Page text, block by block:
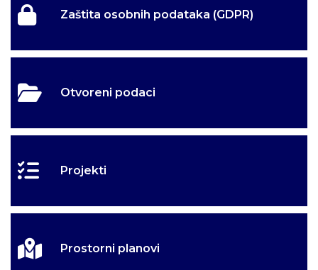
Zaštita osobnih podataka (GDPR)
Otvoreni podaci
Projekti
Prostorni planovi